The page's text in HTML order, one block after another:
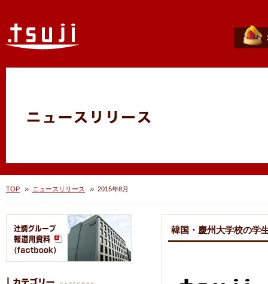
TOP ニュースリリース 2015年8月
韓国・慶州大学校の学